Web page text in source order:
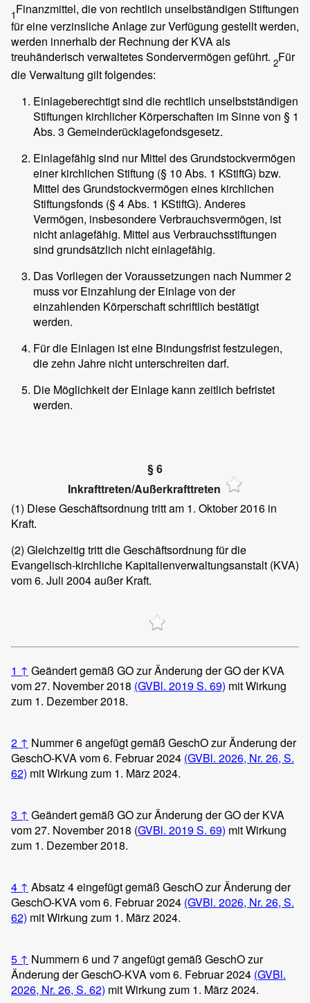
1Finanzmittel, die von rechtlich unselbständigen Stiftungen
für eine verzinsliche Anlage zur Verfügung gestellt werden,
werden innerhalb der Rechnung der KVA als
treuhänderisch verwaltetes Sondervermögen geführt. 2Für
die Verwaltung gilt folgendes:
Einlageberechtigt sind die rechtlich unselbstständigen
Stiftungen kirchlicher Körperschaften im Sinne von § 1
Abs. 3 Gemeinderücklagefondsgesetz.
Einlagefähig sind nur Mittel des Grundstockvermögen
einer kirchlichen Stiftung (§ 10 Abs. 1 KStiftG) bzw.
Mittel des Grundstockvermögen eines kirchlichen
Stiftungsfonds (§ 4 Abs. 1 KStiftG). Anderes
Vermögen, insbesondere Verbrauchsvermögen, ist
nicht anlagefähig. Mittel aus Verbrauchsstiftungen
sind grundsätzlich nicht einlagefähig.
Das Vorliegen der Voraussetzungen nach Nummer 2
muss vor Einzahlung der Einlage von der
einzahlenden Körperschaft schriftlich bestätigt
werden.
Für die Einlagen ist eine Bindungsfrist festzulegen,
die zehn Jahre nicht unterschreiten darf.
Die Möglichkeit der Einlage kann zeitlich befristet
werden.
§ 6
Inkrafttreten/Außerkrafttreten
(1) Diese Geschäftsordnung tritt am 1. Oktober 2016 in
Kraft.
(2) Gleichzeitig tritt die Geschäftsordnung für die
Evangelisch-kirchliche Kapitalienverwaltungsanstalt (KVA)
vom 6. Juli 2004 außer Kraft.
1 ↑ Geändert gemäß GO zur Änderung der GO der KVA
vom 27. November 2018 (GVBl. 2019 S. 69) mit Wirkung
zum 1. Dezember 2018.
2 ↑ Nummer 6 angefügt gemäß GeschO zur Änderung der
GeschO-KVA vom 6. Februar 2024 (GVBl. 2026, Nr. 26, S.
62) mit Wirkung zum 1. März 2024.
3 ↑ Geändert gemäß GO zur Änderung der GO der KVA
vom 27. November 2018 (GVBl. 2019 S. 69) mit Wirkung
zum 1. Dezember 2018.
4 ↑ Absatz 4 eingefügt gemäß GeschO zur Änderung der
GeschO-KVA vom 6. Februar 2024 (GVBl. 2026, Nr. 26, S.
62) mit Wirkung zum 1. März 2024.
5 ↑ Nummern 6 und 7 angefügt gemäß GeschO zur
Änderung der GeschO-KVA vom 6. Februar 2024 (GVBl.
2026, Nr. 26, S. 62) mit Wirkung zum 1. März 2024.